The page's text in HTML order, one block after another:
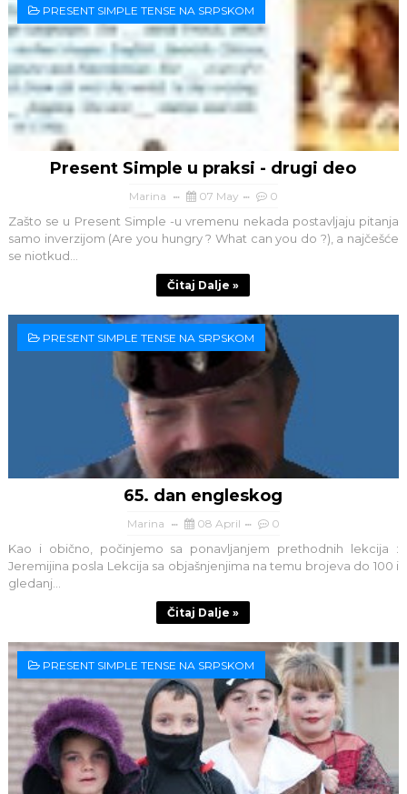
PRESENT SIMPLE TENSE NA SRPSKOM
Present Simple u praksi - drugi deo
Marina 07 May 0
Zašto se u Present Simple -u vremenu nekada postavljaju pitanja
samo inverzijom (Are you hungry ? What can you do ?), a najčešće
se niotkud...
Čitaj Dalje »
PRESENT SIMPLE TENSE NA SRPSKOM
65. dan engleskog
Marina 08 April 0
Kao i obično, počinjemo sa ponavljanjem prethodnih lekcija :
Jeremijina posla Lekcija sa objašnjenjima na temu brojeva do 100 i
gledanj...
Čitaj Dalje »
PRESENT SIMPLE TENSE NA SRPSKOM